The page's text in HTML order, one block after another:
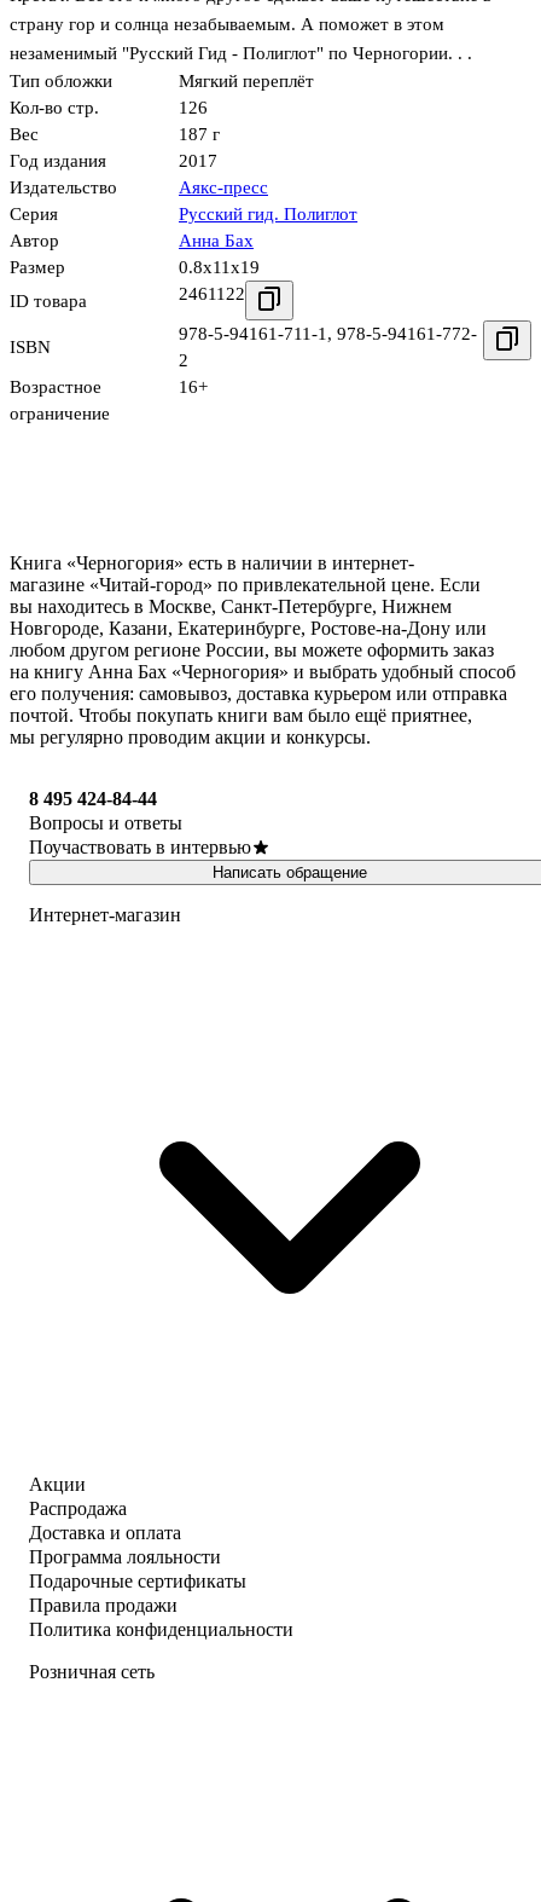
страну гор и солнца незабываемым. А поможет в этом
незаменимый "Русский Гид - Полиглот" по Черногории. . .
Тип обложки
Мягкий переплёт
Кол-во стр.
126
Вес
187 г
Год издания
2017
Издательство
Аякс-пресс
Серия
Русский гид. Полиглот
Автор
Анна Бах
Размер
0.8x11x19
ID товара
2461122
ISBN
978-5-94161-711-1, 978-5-94161-772-
2
Возрастное
ограничение
16+
Книга «Черногория» есть в наличии в интернет-
магазине «Читай-город» по привлекательной цене. Если
вы находитесь в Москве, Санкт-Петербурге, Нижнем
Новгороде, Казани, Екатеринбурге, Ростове-на-Дону или
любом другом регионе России, вы можете оформить заказ
на книгу Анна Бах «Черногория» и выбрать удобный способ
его получения: самовывоз, доставка курьером или отправка
почтой. Чтобы покупать книги вам было ещё приятнее,
мы регулярно проводим акции и конкурсы.
8 495 424-84-44
Вопросы и ответы
Поучаствовать в интервью
Написать обращение
Интернет-магазин
Акции
Распродажа
Доставка и оплата
Программа лояльности
Подарочные сертификаты
Правила продажи
Политика конфиденциальности
Розничная сеть